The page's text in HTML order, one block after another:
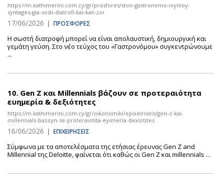
https://m.kathimerini.com.cy/gr/prosfores/ston-gastronomo-ioynioy-
syntages-gia-sosti-diatrofi-kai-kali-zoi
17/06/2026 | ΠΡΟΣΦΟΡΕΣ
Η σωστή διατροφή μπορεί να είναι απολαυστική, δημιουργική και
γεμάτη γεύση. Στο νέο τεύχος του «Γαστρονόμου» συγκεντρώνουμε
...
10. Gen Z και Millennials βάζουν σε προτεραιότητα
ευημερία & δεξιότητες
https://m.kathimerini.com.cy/gr/oikonomiki/epixeiriseis/gen-z-kai-
millennials-bazoyn-se-proteraiotita-eyimeria-dexiotites
16/06/2026 | ΕΠΙΧΕΙΡΗΣΕΙΣ
Σύμφωνα με τα αποτελέσματα της ετήσιας έρευνας Gen Z and
Millennial της Deloitte, φαίνεται ότι καθώς οι Gen Z και millennials ...